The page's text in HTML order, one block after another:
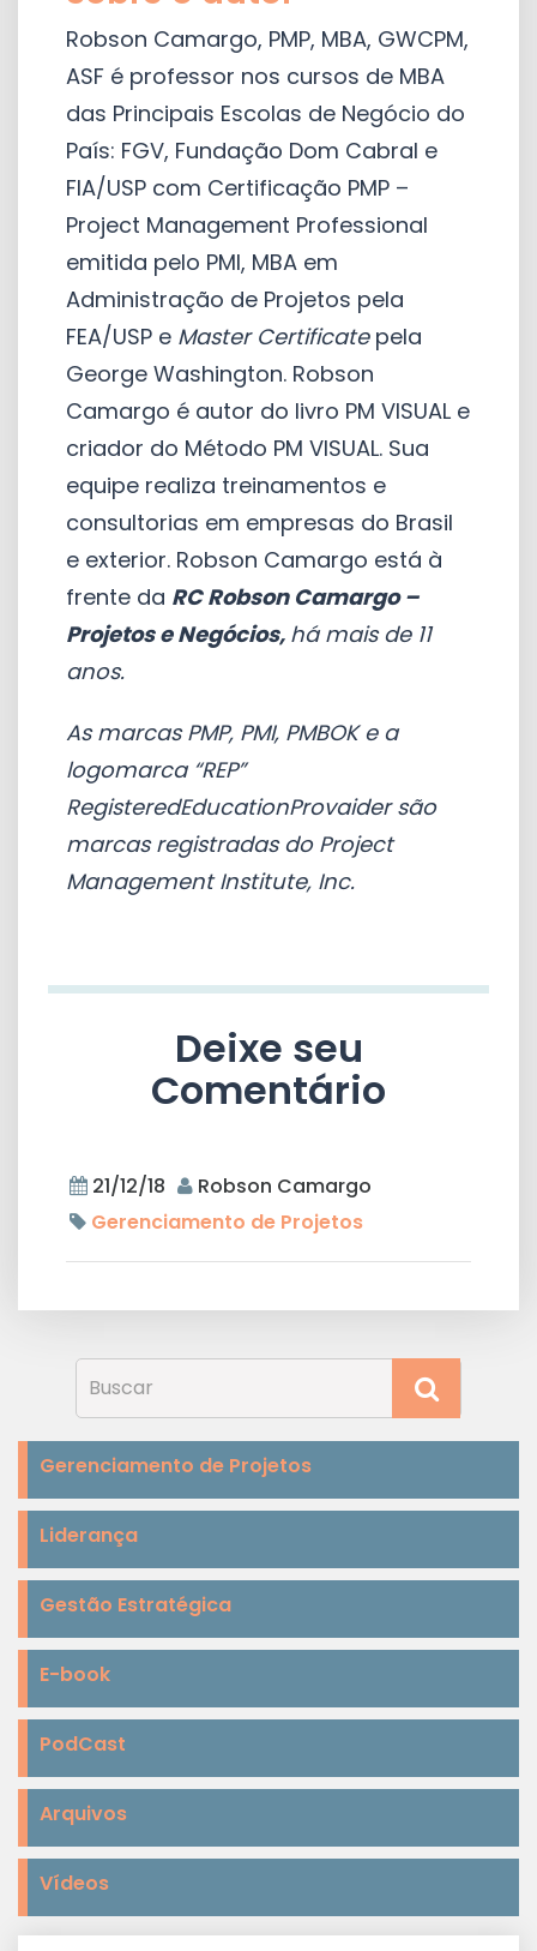
Robson Camargo, PMP, MBA, GWCPM,
ASF é professor nos cursos de MBA
das Principais Escolas de Negócio do
País: FGV, Fundação Dom Cabral e
FIA/USP com Certificação PMP –
Project Management Professional
emitida pelo PMI, MBA em
Administração de Projetos pela
FEA/USP e Master Certificatepela
George Washington. Robson
Camargo é autor do livro PM VISUAL e
criador do Método PM VISUAL. Sua
equipe realiza treinamentos e
consultorias em empresas do Brasil
e exterior. Robson Camargo está à
frente da RC Robson Camargo –
Projetos e Negócios, há mais de 11
anos.
As marcas PMP, PMI, PMBOK e a
logomarca “REP”
RegisteredEducationProvaider são
marcas registradas do Project
Management Institute, Inc.
Deixe seu
Comentário
21/12/18
Robson Camargo
Gerenciamento de Projetos
Gerenciamento de Projetos
Liderança
Gestão Estratégica
E-book
PodCast
Arquivos
Vídeos